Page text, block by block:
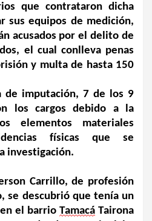
que contrataron dicha
sus equipos de medición,
acusados por el delito de
el cual conlleva penas
y multa de hasta 150
de imputación, 7 de los 9
los cargos debido a la
elementos materiales
físicas que se
investigación.
Carrillo, de profesión
se descubrió que tenía un
el barrio Tamacá Tairona